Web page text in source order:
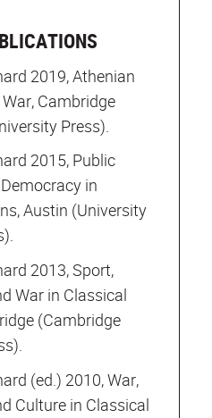
2019, Athenian
Cambridge
Press).
2015, Public
in
Austin (University
2013, Sport,
War in Classical
(Cambridge
(ed.) 2010, War,
Culture in Classical